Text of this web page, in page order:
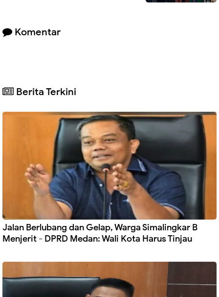
Komentar
Berita Terkini
Jalan Berlubang dan Gelap, Warga Simalingkar B
Menjerit - DPRD Medan: Wali Kota Harus Tinjau